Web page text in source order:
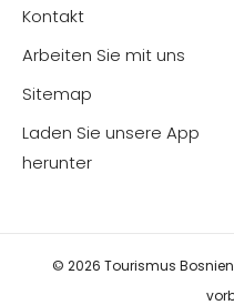
Kontakt
Arbeiten Sie mit uns
Sitemap
Laden Sie unsere App
herunter
© 2026 Tourismus